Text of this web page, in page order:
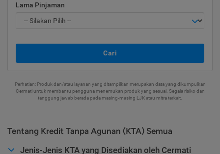
Lama Pinjaman
Cari
Perhatian: Produk dan/atau layanan yang ditampilkan merupakan data yang dikumpulkan
Cermati untuk membantu pengguna menemukan produk yang sesuai. Segala risiko dan
tanggung jawab berada pada masing-masing LJK atau mitra terkait.
Tentang Kredit Tanpa Agunan (KTA) Semua
Jenis-Jenis KTA yang Disediakan oleh Cermati